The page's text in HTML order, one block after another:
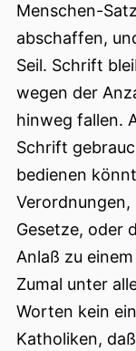
Menschen-
abschaffen,
Seil. Schrift
wegen der
hinweg fallen.
Schrift
bedienen
Verordnungen,
Gesetze, oder
Anlaß zu
Zumal unter
Worten kein
Katholiken,